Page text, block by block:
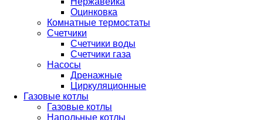
Оцинковка
Комнатные термостаты
Счетчики
Счетчики воды
Счетчики газа
Насосы
Дренажные
Циркуляционные
Газовые котлы
Газовые котлы
Напольные котлы